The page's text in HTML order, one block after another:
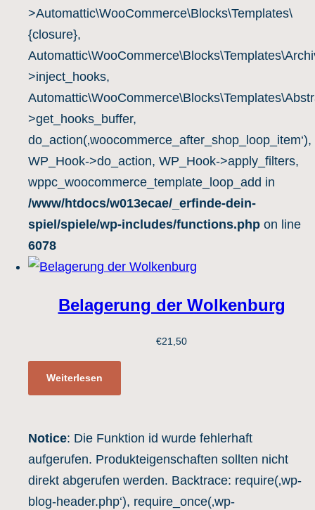
>Automattic\WooCommerce\Blocks\Templates\
{closure},
>inject_hooks,
>get_hooks_buffer,
do_action(‚woocommerce_after_shop_loop_item‘),
WP_Hook->do_action, WP_Hook->apply_filters,
wppc_woocommerce_template_loop_add in
/www/htdocs/w013ecae/_erfinde-dein-
spiel/spiele/wp-includes/functions.php on line
6078
Belagerung der Wolkenburg
€21,50
Weiterlesen
Notice: Die Funktion id wurde fehlerhaft
aufgerufen. Produkteigenschaften sollten nicht
direkt abgerufen werden. Backtrace: require(‚wp-
blog-header.php‘), require_once(‚wp-